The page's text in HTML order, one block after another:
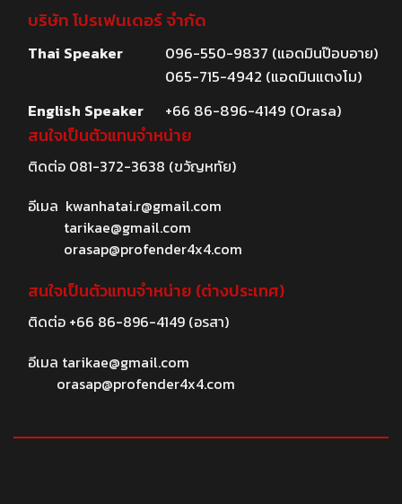
บริษัท โปรเฟนเดอร์ จำกัด
Thai Speaker
096-550-9837 (แอดมินป๊อบอาย)
065-715-4942 (แอดมินแตงโม)
English Speaker
+66 86-896-4149 (Orasa)
สนใจเป็นตัวแทนจำหน่าย
ติดต่อ 081-372-3638 (ขวัญหทัย)
อีเมล kwanhatai.r@gmail.com
tarikae@gmail.com
orasap@profender4x4.com
สนใจเป็นตัวแทนจำหน่าย (ต่างประเทศ)
ติดต่อ +66 86-896-4149(อรสา)
อีเมล tarikae@gmail.com
orasap@profender4x4.com